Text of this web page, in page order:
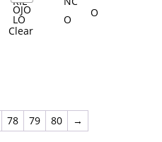
Clear
78 79 80 →